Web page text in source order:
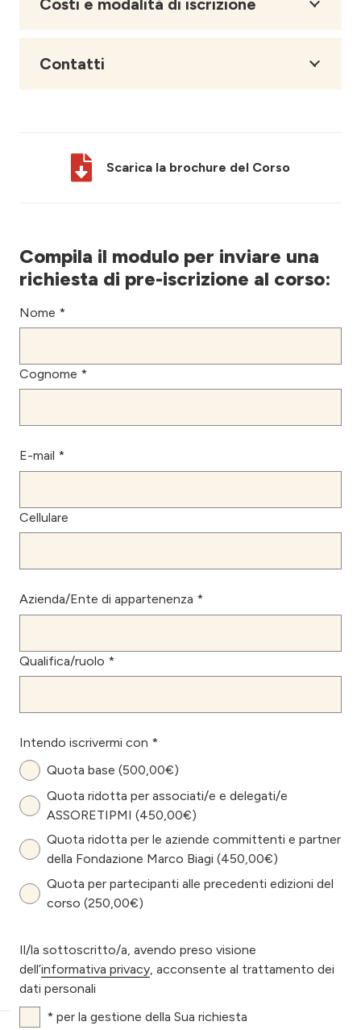
Costi e modalità di iscrizione
Contatti
Scarica la brochure del Corso
Compila il modulo per inviare una
richiesta di pre-iscrizione al corso:
Nome *
Cognome *
E-mail *
Cellulare
Azienda/Ente di appartenenza *
Qualifica/ruolo *
Intendo iscrivermi con *
Quota base (500,00€)
Quota ridotta per associati/e e delegati/e
ASSORETIPMI (450,00€)
Quota ridotta per le aziende committenti e partner
della Fondazione Marco Biagi (450,00€)
Quota per partecipanti alle precedenti edizioni del
corso (250,00€)
Il/la sottoscritto/a, avendo preso visione
dell’informativa privacy, acconsente al trattamento dei
dati personali
* per la gestione della Sua richiesta